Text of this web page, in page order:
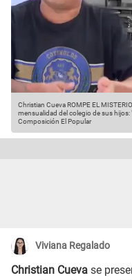
Christian Cueva ROMPE EL
mensualidad del colegio de sus hijos:
Composición El Popular
Viviana Regalado
Christian Cueva se